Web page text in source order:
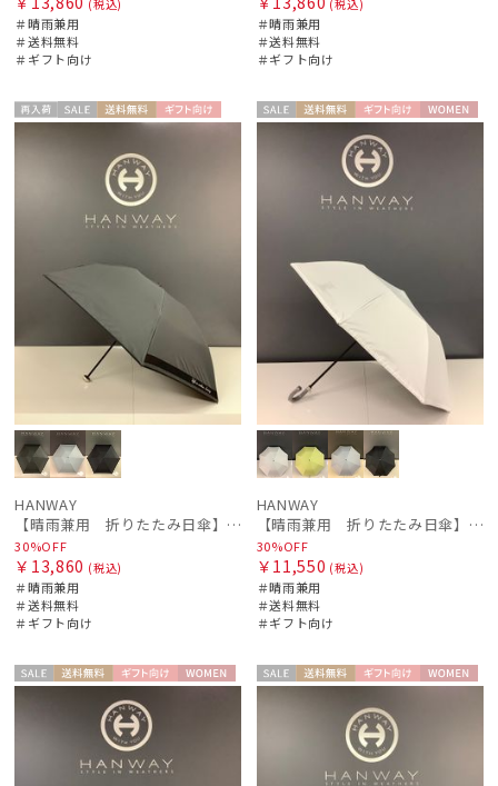
(税込)
＃晴雨兼用
＃送料無料
＃ギフト向け
(税込)
＃晴雨兼用
＃送料無料
＃ギフト向け
再入 セー 送料無 ギフト
WOME
HANWAY
【晴雨兼用 折りたたみ日傘】ハンウェイ（ＨＡＮＷＡＹ）Margot（マーゴット）
30%OFF
￥13,860 (税込)
＃晴雨兼用
＃送料無料
＃ギフト向け
セー 送料無 ギフト
向け
WOME
HANWAY
【晴雨兼用 折りたたみ日傘】ハンウェイ（ＨＡＮＷＡＹ）Liner ribbon（ライナー・リボン)
30%OFF
￥11,550 (税込)
＃晴雨兼用
＃送料無料
＃ギフト向け
セー 送料無 ギフト
向け
WOME
セー 送料無 ギフト
向け
WOME